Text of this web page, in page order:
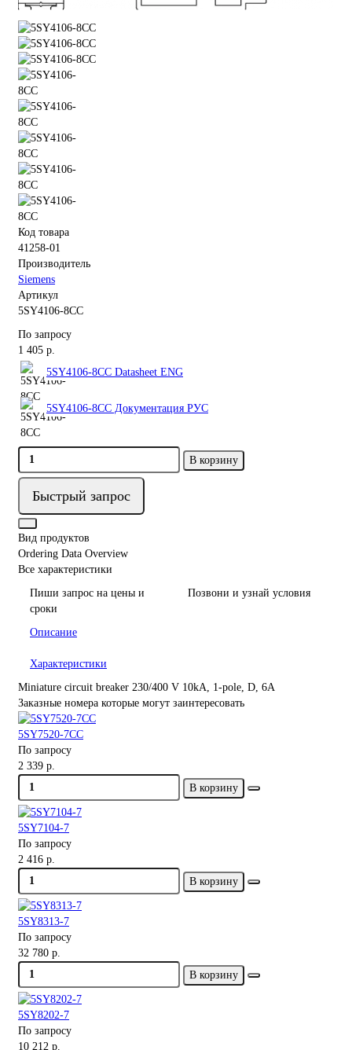
Код товара
41258-01
Производитель
Siemens
Артикул
5SY4106-8CC
По запросу
1 405 р.
5SY4106-8CC Datasheet ENG
5SY4106-8CC Документация РУС
В корзину
Быстрый запрос
Вид продуктов
Ordering Data Overview
Все характеристики
Пиши запрос на цены и
сроки
Позвони и узнай условия
Описание
Характеристики
Miniature circuit breaker 230/400 V 10kA, 1-pole, D, 6A
Заказные номера которые могут заинтересовать
5SY7520-7CC
По запросу
2 339 р.
В корзину
5SY7104-7
По запросу
2 416 р.
В корзину
5SY8313-7
По запросу
32 780 р.
В корзину
5SY8202-7
По запросу
10 212 р.